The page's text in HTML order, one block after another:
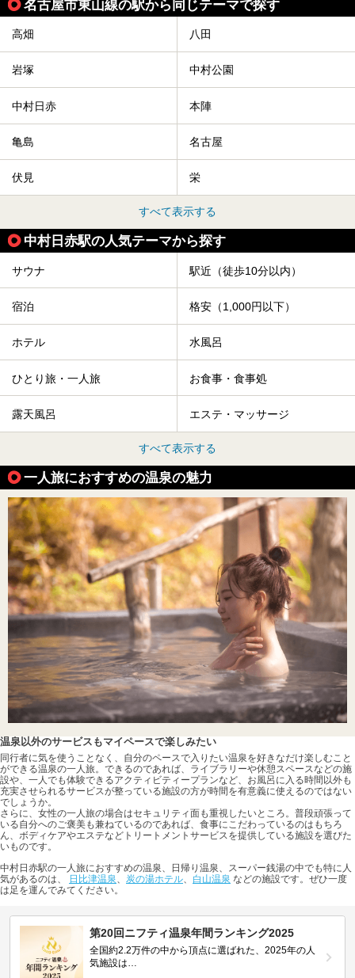
名古屋市東山線の駅から同じテーマで探す
高畑 八田
岩塚 中村公園
中村日赤 本陣
亀島 名古屋
伏見 栄
すべて表示する
中村日赤駅の人気テーマから探す
サウナ 駅近（徒歩10分以内）
宿泊 格安（1,000円以下）
ホテル 水風呂
ひとり旅・一人旅 お食事・食事処
露天風呂 エステ・マッサージ
すべて表示する
一人旅におすすめの温泉の魅力
温泉以外のサービスもマイペースで楽しみたい
同行者に気を使うことなく、自分のペースで入りたい温泉を好きなだけ楽しむこと
ができる温泉の一人旅。できるのであれば、ライブラリーや休憩スペースなどの施
設や、一人でも体験できるアクティビティープランなど、お風呂に入る時間以外も
充実させられるサービスが整っている施設の方が時間を有意義に使えるのではない
でしょうか。
さらに、女性の一人旅の場合はセキュリティ面も重視したいところ。普段頑張って
いる自分へのご褒美も兼ねているのであれば、食事にこだわっているのはもちろ
ん、ボディケアやエステなどトリートメントサービスを提供している施設を選びた
いものです。
中村日赤駅の一人旅におすすめの温泉、日帰り温泉、スーパー銭湯の中でも特に人
気があるのは、
日比津温泉、 炭の湯ホテル、 白山温泉 などの施設です。ぜひ一度
は足を運んでみてください。
第20回ニフティ温泉年間ランキング2025
全国約2.2万件の中から頂点に選ばれた、2025年の人
気施設は…